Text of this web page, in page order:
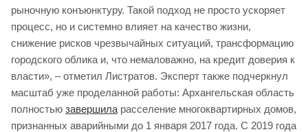
рыночную конъюнктуру. Такой подход не просто ускоряет
процесс, но и системно влияет на качество жизни,
снижение рисков чрезвычайных ситуаций, трансформацию
городского облика и, что немаловажно, на кредит доверия к
власти», – отметил Листратов. Эксперт также подчеркнул
масштаб уже проделанной работы: Архангельская область
полностью завершила расселение многоквартирных домов,
признанных аварийными до 1 января 2017 года. С 2019 года